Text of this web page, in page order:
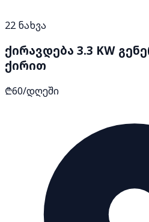
22 ნახვა
ქირავდება 3.3 KW
ქირით
₾60/დღეში